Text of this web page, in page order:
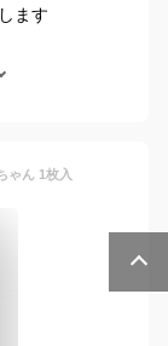
ます
ゃん 1枚入